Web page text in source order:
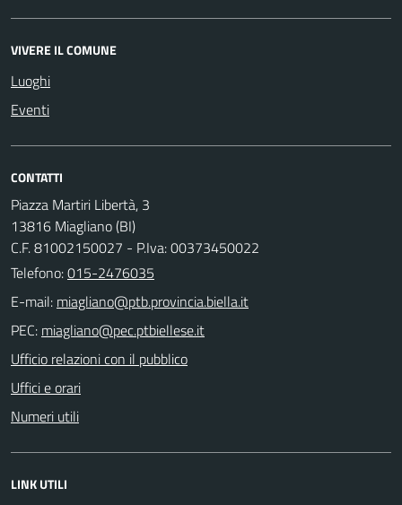
VIVERE IL COMUNE
Luoghi
Eventi
CONTATTI
Piazza Martiri Libertà, 3
13816 Miagliano (BI)
C.F. 81002150027 - P.Iva: 00373450022
Telefono:015-2476035
E-mail:
PEC:
Ufficio relazioni con il pubblico
Uffici e orari
Numeri utili
LINK UTILI